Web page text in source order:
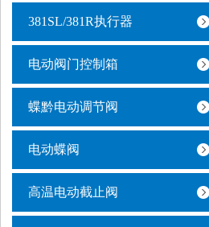
381SL/381R执行器
电动阀门控制箱
蝶黔电动调节阀
电动蝶阀
高温电动截止阀